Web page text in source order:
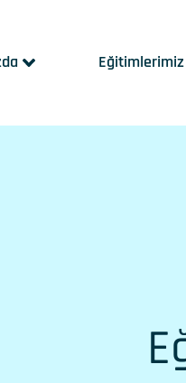
Eğitimlerimiz